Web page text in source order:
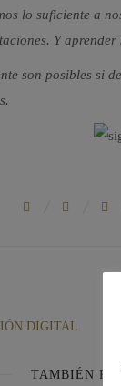
lo suficiente a
Y
son posibles si
DIGITAL
TAMBIÉN